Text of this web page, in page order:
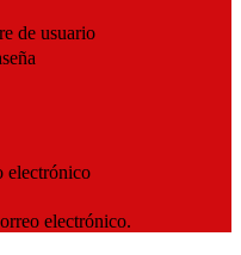
de usuario
electrónico
electrónico.